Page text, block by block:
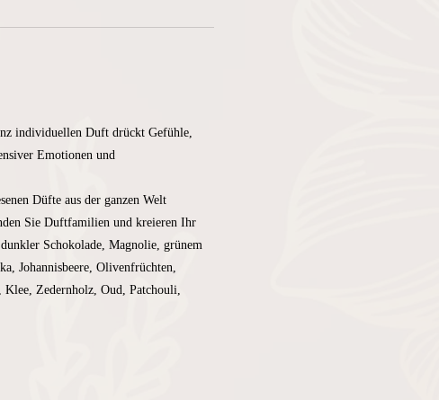
individuellen Duft drückt Gefühle,
Emotionen und
Düfte aus der ganzen Welt
Sie Duftfamilien und kreieren Ihr
Schokolade, Magnolie, grünem
Johannisbeere, Olivenfrüchten,
Zedernholz, Oud, Patchouli,